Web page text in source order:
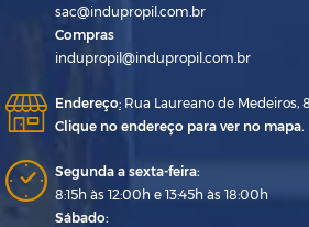
sac@indupropil.com.br
Compras
indupropil@indupropil.com.br
Endereço: Rua Laureano de Medeiros,
Clique no endereço para ver no mapa.
Segunda a sexta-feira:
8:15h às 12:00h e 13:45h às 18:00h
Sábado: